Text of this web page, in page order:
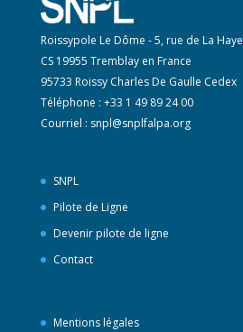
Roissypole Le Dôme - 5, rue de La Haye
CS 19955 Tremblay en France
95733 Roissy Charles De Gaulle Cedex
Téléphone : +33 1 49 89 24 00
Courriel : snpl@snplfalpa.org
SNPL
Pilote de Ligne
Devenir pilote de ligne
Contact
Mentions légales